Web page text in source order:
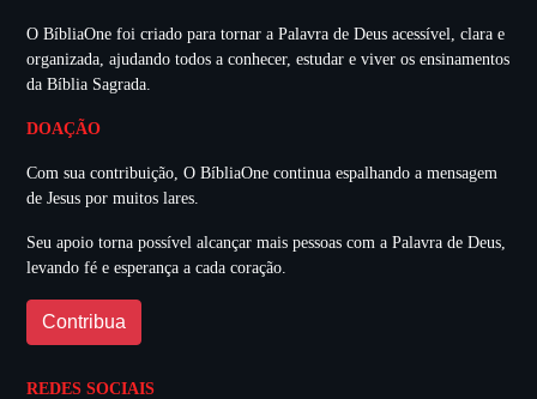
O BíbliaOne foi criado para tornar a Palavra de Deus acessível, clara e
organizada, ajudando todos a conhecer, estudar e viver os ensinamentos
da Bíblia Sagrada.
DOAÇÃO
Com sua contribuição, O BíbliaOne continua espalhando a mensagem
de Jesus por muitos lares.
Seu apoio torna possível alcançar mais pessoas com a Palavra de Deus,
levando fé e esperança a cada coração.
Contribua
REDES SOCIAIS